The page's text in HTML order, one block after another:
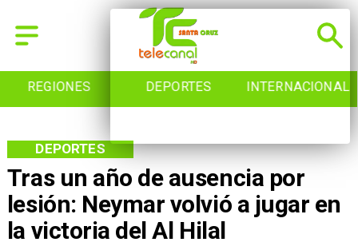
REGIONES DEPORTES INTERNACIONAL
Tras un año de ausencia por
lesión: Neymar volvió a jugar en
la victoria del Al Hilal
DEPORTES